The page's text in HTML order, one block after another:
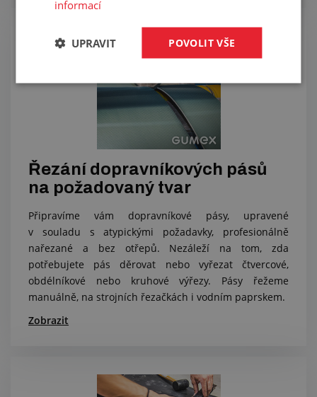
Řezání dopravníkových pásů
na požadovaný tvar
Připravíme vám dopravníkové pásy, upravené
v souladu s atypickými požadavky, profesionálně
nařezané a bez otřepů. Nezáleží na tom, zda
potřebujete pás děrovat nebo vyřezat čtvercové,
obdélníkové nebo kruhové výřezy. Pásy řežeme
manuálně, na strojních řezačkách i vodním paprskem.
Zobrazit
informací
POVOLIT VŠE
UPRAVIT